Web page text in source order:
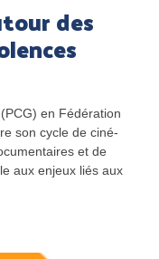
des
en Fédération
son cycle de ciné-
et de
aux enjeux liés aux